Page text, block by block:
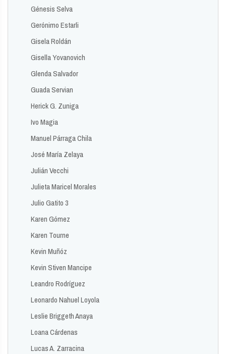
Génesis Selva
Gerónimo Estarli
Gisela Roldán
Gisella Yovanovich
Glenda Salvador
Guada Servian
Herick G. Zuniga
Ivo Magia
Manuel Párraga Chila
José María Zelaya
Julián Vecchi
Julieta Maricel Morales
Julio Gatito 3
Karen Gómez
Karen Tourne
Kevin Muñóz
Kevin Stiven Mancipe
Leandro Rodríguez
Leonardo Nahuel Loyola
Leslie Briggeth Anaya
Loana Cárdenas
Lucas A. Zarracina